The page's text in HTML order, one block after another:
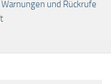
und Rückrufe